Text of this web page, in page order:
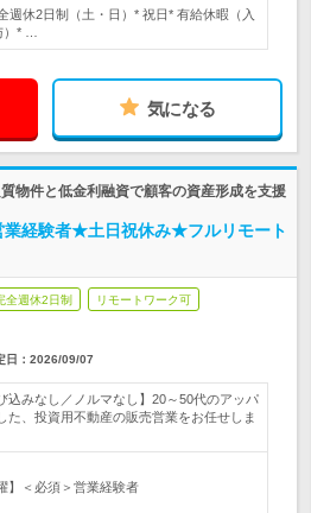
週休2日制（土・日）* 祝日* 有給休暇（入
* …
気になる
物件と低金利融資で顧客の資産形成を支援
業経験者★土日祝休み★フルリモート
全週休2日制 リモートワーク可
日： 2026/09/07
込みなし／ノルマなし】20～50代のアッパ
た、投資用不動産の販売営業をお任せしま
】＜必須＞営業経験者